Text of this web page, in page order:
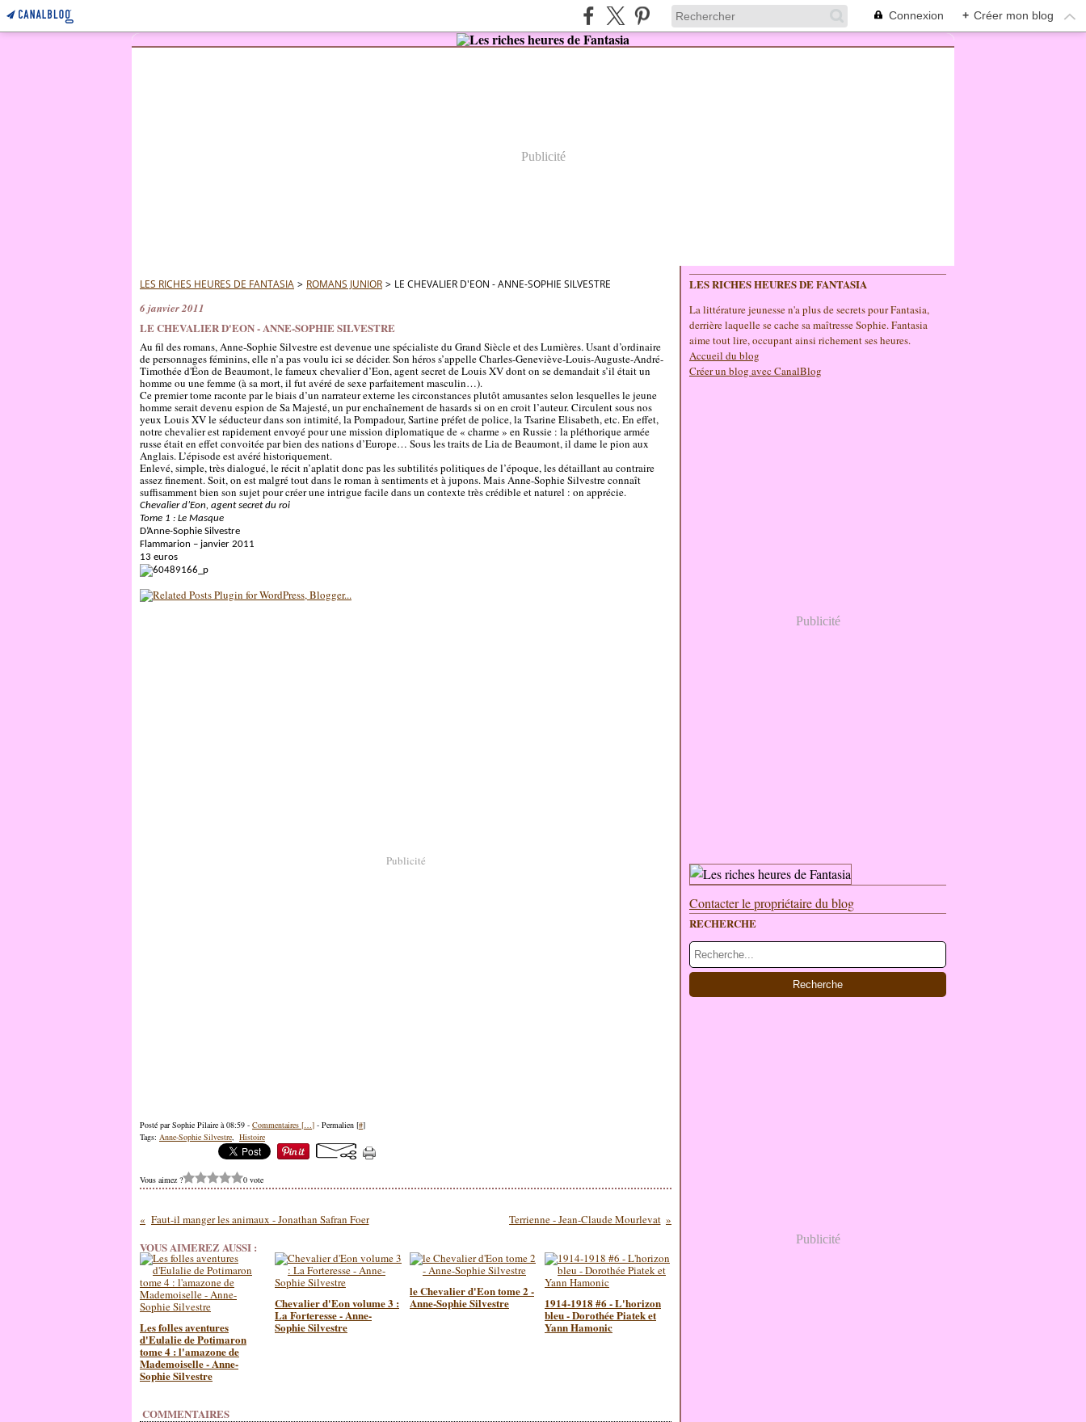
Connexion + Créer mon blog
Publicité
LES RICHES HEURES DE FANTASIA > ROMANS JUNIOR > LE CHEVALIER D'EON - ANNE-SOPHIE SILVESTRE
6 janvier 2011
LE CHEVALIER D'EON - ANNE-SOPHIE SILVESTRE
Au fil des romans, Anne-Sophie Silvestre est devenue une spécialiste du Grand Siècle et des Lumières. Usant d’ordinaire
de personnages féminins, elle n’a pas voulu ici se décider. Son héros s’appelleCharles-Geneviève-Louis-Auguste-André-
Timothée d'Éon de Beaumont, le fameux chevalier d’Eon, agent secret de Louis XV dont on se demandait s’il était un
homme ou une femme (à sa mort, il fut avéré de sexe parfaitement masculin…).
Ce premier tome raconte par le biais d’un narrateur externe les circonstances plutôt amusantes selon lesquelles le jeune
homme serait devenu espion de Sa Majesté, un pur enchaînement de hasards si on en croit l’auteur. Circulent sous nos
yeux Louis XV le séducteur dans son intimité, la Pompadour, Sartine préfet de police, la Tsarine Elisabeth, etc. En effet,
notre chevalier est rapidement envoyé pour une mission diplomatique de « charme » en Russie : la pléthorique armée
russe était en effet convoitée par bien des nations d’Europe… Sous les traits de Lia de Beaumont, il dame le pion aux
Anglais. L’épisode est avéré historiquement.
Enlevé, simple, très dialogué, le récit n’aplatit donc pas les subtilités politiques de l’époque, les détaillant au contraire
assez finement. Soit, on est malgré tout dans le roman à sentiments et à jupons. Mais Anne-Sophie Silvestre connaît
suffisamment bien son sujet pour créer une intrigue facile dans un contexte très crédible et naturel : on apprécie.
Chevalier d’Eon, agent secret du roi
Tome 1 : Le Masque
D’Anne-Sophie Silvestre
Flammarion – janvier 2011
13 euros
Publicité
Posté par Sophie Pilaire à 08:59 - Commentaires […] - Permalien [#]
Tags: Anne-Sophie Silvestre, Histoire
Vous aimez ? 0 vote
Faut-il manger les animaux - Jonathan Safran Foer Terrienne - Jean-Claude Mourlevat
VOUS AIMEREZ AUSSI :
Les folles aventures
d'Eulalie de Potimaron
tome 4 : l'amazone de
Mademoiselle - Anne-
Sophie Silvestre
Chevalier d'Eon volume 3 :
La Forteresse - Anne-
Sophie Silvestre
le Chevalier d'Eon tome 2 -
Anne-Sophie Silvestre 1914-1918 #6 - L'horizon
bleu - Dorothée Piatek et
Yann Hamonic
COMMENTAIRES
LES RICHES HEURES DE FANTASIA
La littérature jeunesse n'a plus de secrets pour Fantasia,
derrière laquelle se cache sa maîtresse Sophie. Fantasia
aime tout lire, occupant ainsi richement ses heures.
Accueil du blog
Créer un blog avec CanalBlog
Publicité
Contacter le propriétaire du blog
RECHERCHE
Publicité